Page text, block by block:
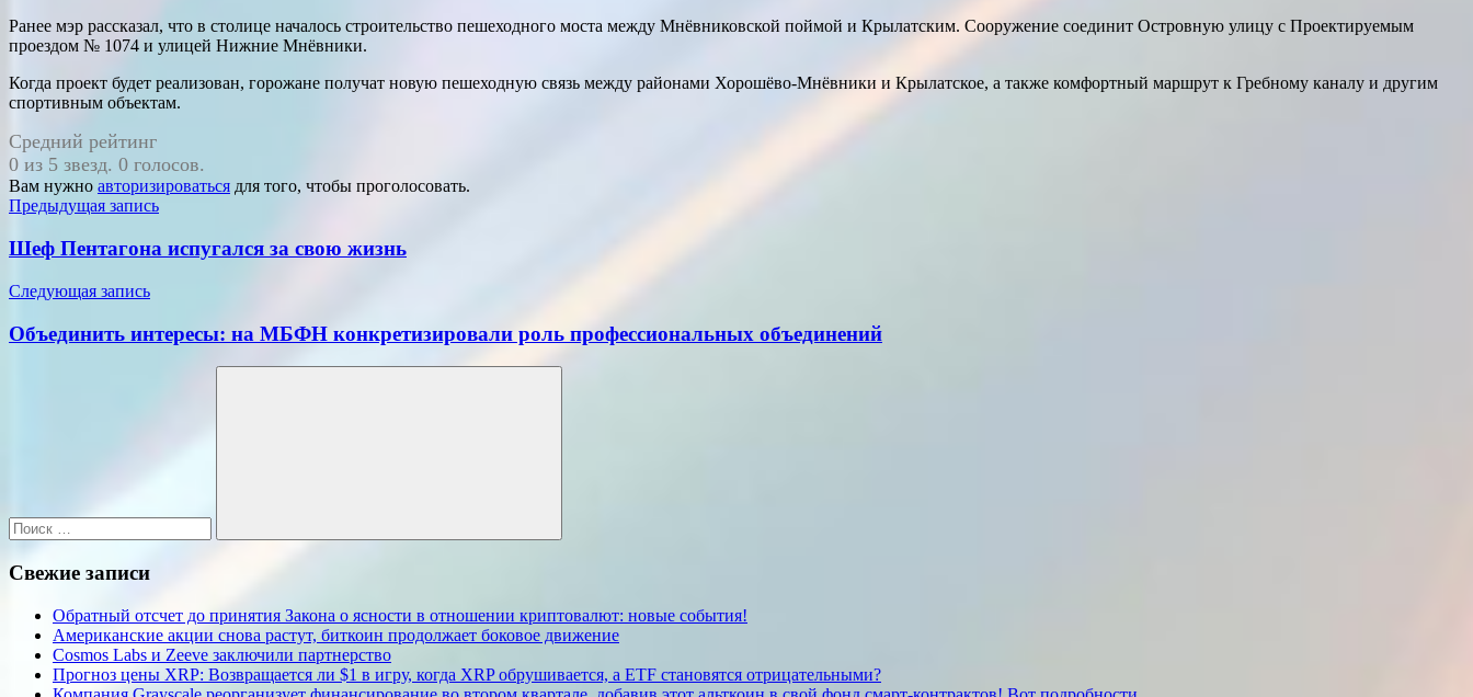
Ранее мэр рассказал, что в столице началось строительство пешеходного моста между Мнёвниковской поймой и Крылатским. Сооружение соединит Островную улицу с Проектируемым
проездом № 1074 и улицей Нижние Мнёвники.
Когда проект будет реализован, горожане получат новую пешеходную связь между районами Хорошёво-Мнёвники и Крылатское, а также комфортный маршрут к Гребному каналу и другим
спортивным объектам.
Средний рейтинг
0 из 5 звезд. 0 голосов.
Вам нужно авторизироваться для того, чтобы проголосовать.
Навигация
по
записям
Предыдущая запись
Шеф Пентагона испугался за свою жизнь
Следующая запись
Объединить интересы: на МБФН конкретизировали роль профессиональных объединений
Поиск
Свежие записи
Обратный отсчет до принятия Закона о ясности в отношении криптовалют: новые события!
Американские акции снова растут, биткоин продолжает боковое движение
Cosmos Labs и Zeeve заключили партнерство
Прогноз цены XRP: Возвращается ли $1 в игру, когда XRP обрушивается, а ETF становятся отрицательными?